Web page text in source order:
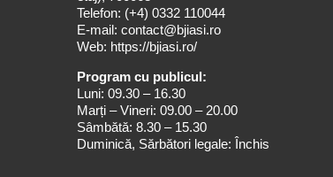
Telefon: (+4) 0332 110044
E-mail: contact@bjiasi.ro
Web: https://bjiasi.ro/
Program cu publicul:
Luni: 09.30 – 16.30
Marți – Vineri: 09.00 – 20.00
Sâmbătă: 8.30 – 15.30
Duminică, Sărbători legale: Închis